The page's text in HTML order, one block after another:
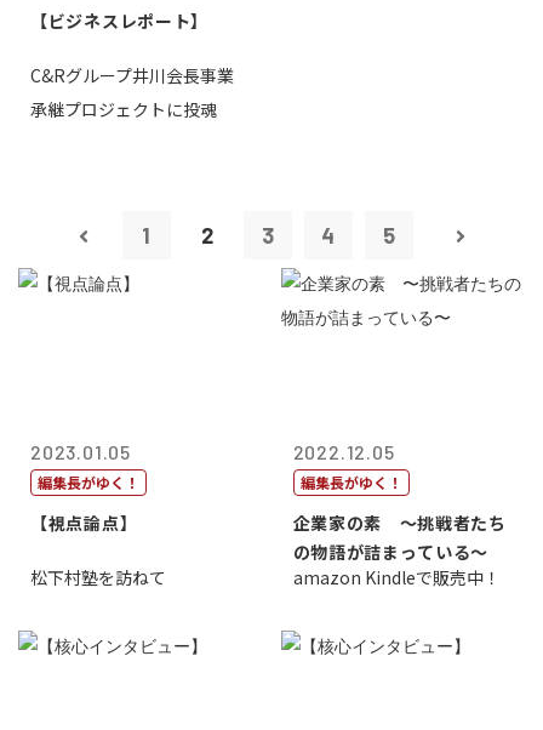
【ビジネスレポート】
C&Rグループ井川会長事業
承継プロジェクトに投魂
1 2 3 4 5
2023.01.05
編集長がゆく！
【視点論点】
松下村塾を訪ねて
2022.12.05
編集長がゆく！
企業家の素 〜挑戦者たち
の物語が詰まっている〜
amazon Kindleで販売中！